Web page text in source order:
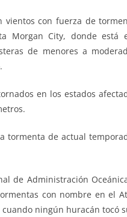
vientos con fuerza de
Morgan City, donde
de menores a
en los estados
tormenta de actual
de Administración
con nombre en el
cuando ningún huracán tocó